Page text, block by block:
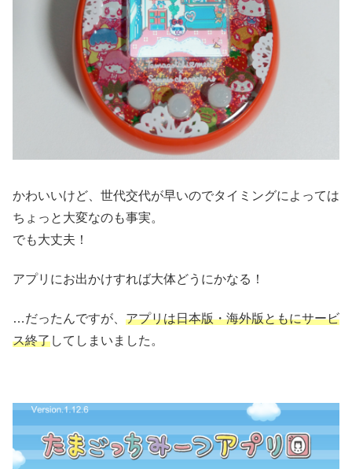
かわいいけど、世代交代が早いのでタイミングによっては
ちょっと大変なのも事実。
でも大丈夫！
アプリにお出かけすれば大体どうにかなる！
…だったんですが、 アプリは日本版・海外版ともにサービ
ス終了してしまいました。